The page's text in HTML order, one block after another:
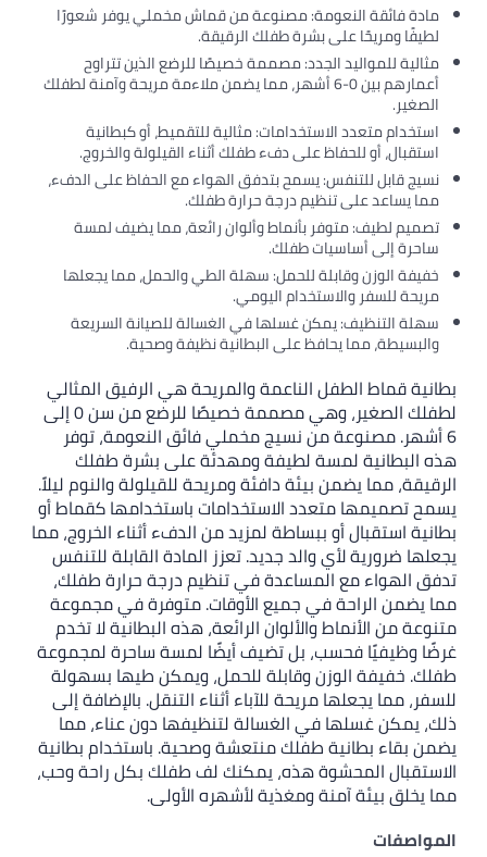
مادة فائقة النعومة: مصنوعة من قماش مخملي يوفر شعورًا
لطيفًا ومريحًا على بشرة طفلك الرقيقة.
مثالية للمواليد الجدد: مصممة خصيصًا للرضع الذين تتراوح
أعمارهم بين 0-6 أشهر، مما يضمن ملاءمة مريحة وآمنة لطفلك
الصغير.
استخدام متعدد الاستخدامات: مثالية للتقميط، أو كبطانية
استقبال، أو للحفاظ على دفء طفلك أثناء القيلولة والخروج.
نسيج قابل للتنفس: يسمح بتدفق الهواء مع الحفاظ على الدفء،
مما يساعد على تنظيم درجة حرارة طفلك.
تصميم لطيف: متوفر بأنماط وألوان رائعة، مما يضيف لمسة
ساحرة إلى أساسيات طفلك.
خفيفة الوزن وقابلة للحمل: سهلة الطي والحمل، مما يجعلها
مريحة للسفر والاستخدام اليومي.
سهلة التنظيف: يمكن غسلها في الغسالة للصيانة السريعة
والبسيطة، مما يحافظ على البطانية نظيفة وصحية.
بطانية قماط الطفل الناعمة والمريحة هي الرفيق المثالي
لطفلك الصغير، وهي مصممة خصيصًا للرضع من سن 0 إلى
6 أشهر. مصنوعة من نسيج مخملي فائق النعومة، توفر
هذه البطانية لمسة لطيفة ومهدئة على بشرة طفلك
الرقيقة، مما يضمن بيئة دافئة ومريحة للقيلولة والنوم ليلاً.
يسمح تصميمها متعدد الاستخدامات باستخدامها كقماط أو
بطانية استقبال أو ببساطة لمزيد من الدفء أثناء الخروج، مما
يجعلها ضرورية لأي والد جديد. تعزز المادة القابلة للتنفس
تدفق الهواء مع المساعدة في تنظيم درجة حرارة طفلك،
مما يضمن الراحة في جميع الأوقات. متوفرة في مجموعة
متنوعة من الأنماط والألوان الرائعة، هذه البطانية لا تخدم
غرضًا وظيفيًا فحسب، بل تضيف أيضًا لمسة ساحرة لمجموعة
طفلك. خفيفة الوزن وقابلة للحمل، ويمكن طيها بسهولة
للسفر، مما يجعلها مريحة للآباء أثناء التنقل. بالإضافة إلى
ذلك، يمكن غسلها في الغسالة لتنظيفها دون عناء، مما
يضمن بقاء بطانية طفلك منتعشة وصحية. باستخدام بطانية
الاستقبال المحشوة هذه، يمكنك لف طفلك بكل راحة وحب،
مما يخلق بيئة آمنة ومغذية لأشهره الأولى.
المواصفات